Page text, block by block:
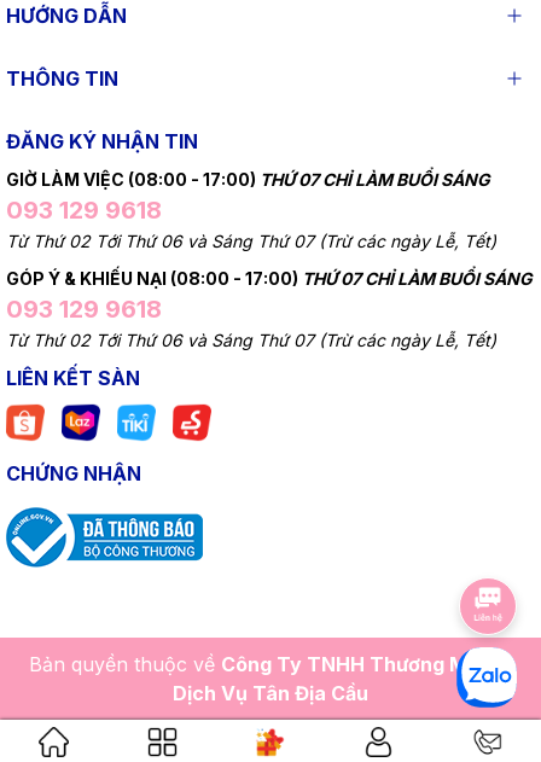
HƯỚNG DẪN
THÔNG TIN
ĐĂNG KÝ NHẬN TIN
GIỜ LÀM VIỆC (08:00 - 17:00) THỨ 07 CHỈ LÀM BUỔI SÁNG
093 129 9618
Từ Thứ 02 Tới Thứ 06 và Sáng Thứ 07 (Trừ các ngày Lễ, Tết)
GÓP Ý & KHIẾU NẠI (08:00 - 17:00) THỨ 07 CHỈ LÀM BUỔI SÁNG
093 129 9618
Từ Thứ 02 Tới Thứ 06 và Sáng Thứ 07 (Trừ các ngày Lễ, Tết)
LIÊN KẾT SÀN
CHỨNG NHẬN
Bản quyền thuộc về Công Ty TNHH Thương Mại Và
Dịch Vụ Tân Địa Cầu